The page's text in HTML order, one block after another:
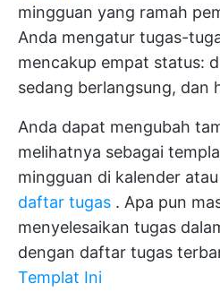
mingguan yang ramah
Anda mengatur tugas-
mencakup empat status:
sedang berlangsung, dan
Anda dapat mengubah
melihatnya sebagai
mingguan di kalender
daftar tugas . Apa pun
menyelesaikan tugas
dengan daftar tugas
Templat Ini